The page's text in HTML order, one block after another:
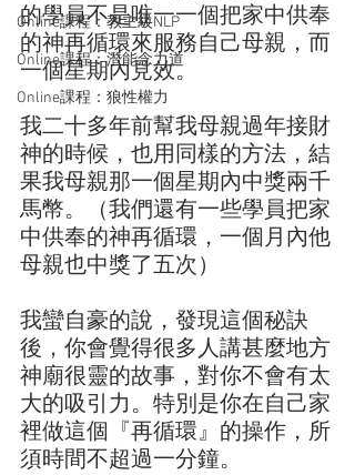
Online課程：教主級NLP
Online課程：潛能念力道
Online課程：狼性權力
的學員不是唯一一個把家中供奉
的神再循環來服務自己母親，而
一個星期內見效。
我二十多年前幫我母親過年接財
神的時候，也用同樣的方法，結
果我母親那一個星期內中獎兩千
馬幣。（我們還有一些學員把家
中供奉的神再循環，一個月內他
母親也中獎了五次）
我蠻自豪的說，發現這個秘訣
後，你會覺得很多人講甚麼地方
神廟很靈的故事，對你不會有太
大的吸引力。特別是你在自己家
裡做這個『再循環』的操作，所
須時間不超過一分鐘。